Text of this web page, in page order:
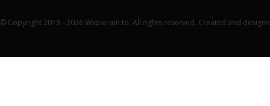
© Copyright 2013 - 2026 Wspieram.to. All rights reserved. Created and